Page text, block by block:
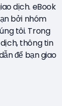
dịch. eBook
bởi nhóm
tôi. Trong
thông tin
để bạn giao